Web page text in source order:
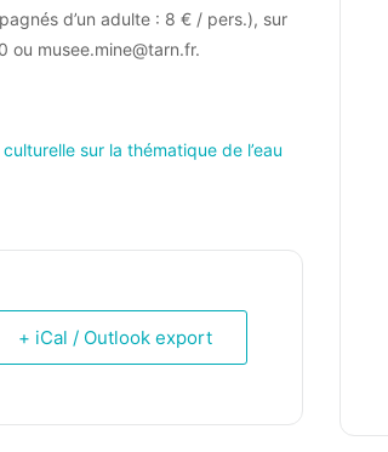
d’un adulte : 8 € / pers.), sur
ou musee.mine@tarn.fr.
sur la thématique de l’eau
+ iCal / Outlook export